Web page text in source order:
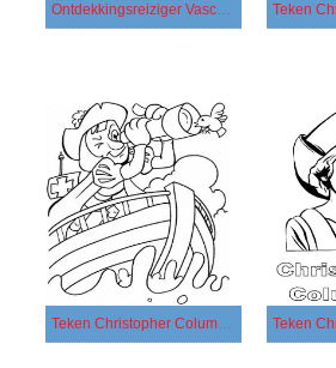
Ontdekkingsreiziger Vasco da Gama
Teken Christopher Columbus afdrukbaar